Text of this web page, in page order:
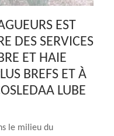
EST
DES SERVICES
ET HAIE
BREFS ET À
LUBE
le milieu du